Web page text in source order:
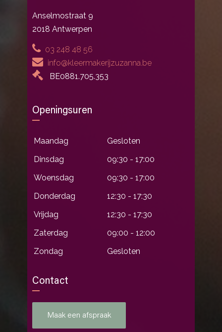
Anselmostraat 9
2018 Antwerpen
03 248 48 56
info@kleermakerijzuzanna.be
BE0881.705.353
Openingsuren
Maandag
Gesloten
Dinsdag
09:30 - 17:00
Woensdag
09:30 - 17:00
Donderdag
12:30 - 17:30
Vrijdag
12:30 - 17:30
Zaterdag
09:00 - 12:00
Zondag
Gesloten
Contact
Maak een afspraak